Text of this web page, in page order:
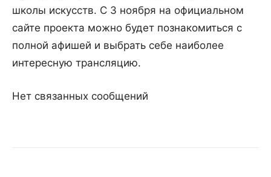
школы искусств. С 3 ноября на официальном
сайте проекта можно будет познакомиться с
полной афишей и выбрать себе наиболее
интересную трансляцию.
Нет связанных сообщений